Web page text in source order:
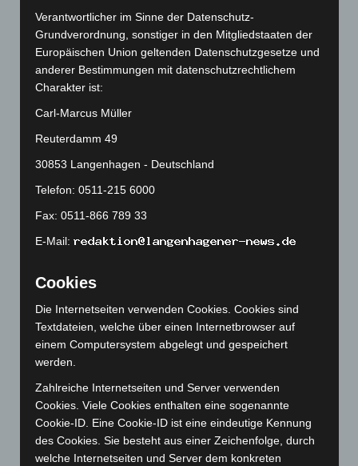
Juni 2026(139)
Mai 2026 (99)
April 2026(99)
März 2026(115)
Februar 2026(109)
Januar 2026(122)
Dezember 2025(103)
November 2025(114)
Oktober 2025(112)
September 2025(93)
Juli 2025(90)
Juni 2025(103)
Mai 2025(112)
April 2025
März 2025(111)
Februar 2025(96)
Januar 2025 (88)
Dezember 2024(89)
Verantwortlicher im Sinne der Datenschutz-
Grundverordnung, sonstiger in den Mitgliedstaaten der
Europäischen Union geltenden Datenschutzgesetze und
anderer Bestimmungen mit datenschutzrechtlichem
Charakter ist:
Carl-Marcus Müller
Reuterdamm 49
30853 Langenhagen - Deutschland
Telefon: 0511-215 6000
Fax: 0511-866 789 33
E-Mail:
Cookies
Die Internetseiten verwenden Cookies. Cookies sind
Textdateien, welche über einen Internetbrowser auf
einem Computersystem abgelegt und gespeichert
werden.
Zahlreiche Internetseiten und Server verwenden
Cookies. Viele Cookies enthalten eine sogenannte
Cookie-ID. Eine Cookie-ID ist eine eindeutige Kennung
des Cookies. Sie besteht aus einer Zeichenfolge, durch
welche Internetseiten und Server dem konkreten